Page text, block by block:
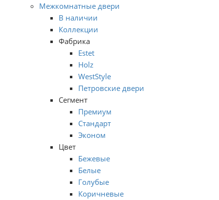
Межкомнатные двери
В наличии
Коллекции
Фабрика
Estet
Holz
WestStyle
Петровские двери
Сегмент
Премиум
Стандарт
Эконом
Цвет
Бежевые
Белые
Голубые
Коричневые